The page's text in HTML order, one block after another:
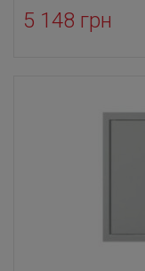
5 148 грн